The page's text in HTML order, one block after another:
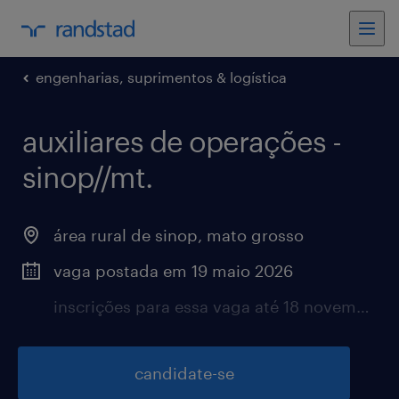
engenharias, suprimentos & logística
auxiliares de operações -
sinop//mt.
área rural de sinop, mato grosso
vaga postada em 19 maio 2026
inscrições para essa vaga até 18 novembro 2026
candidate-se